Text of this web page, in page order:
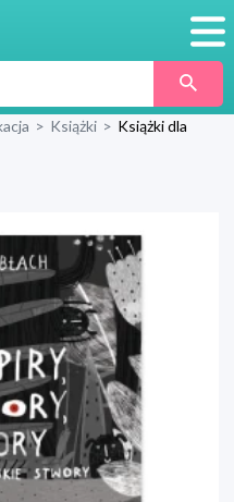
> Książki > Książki dla